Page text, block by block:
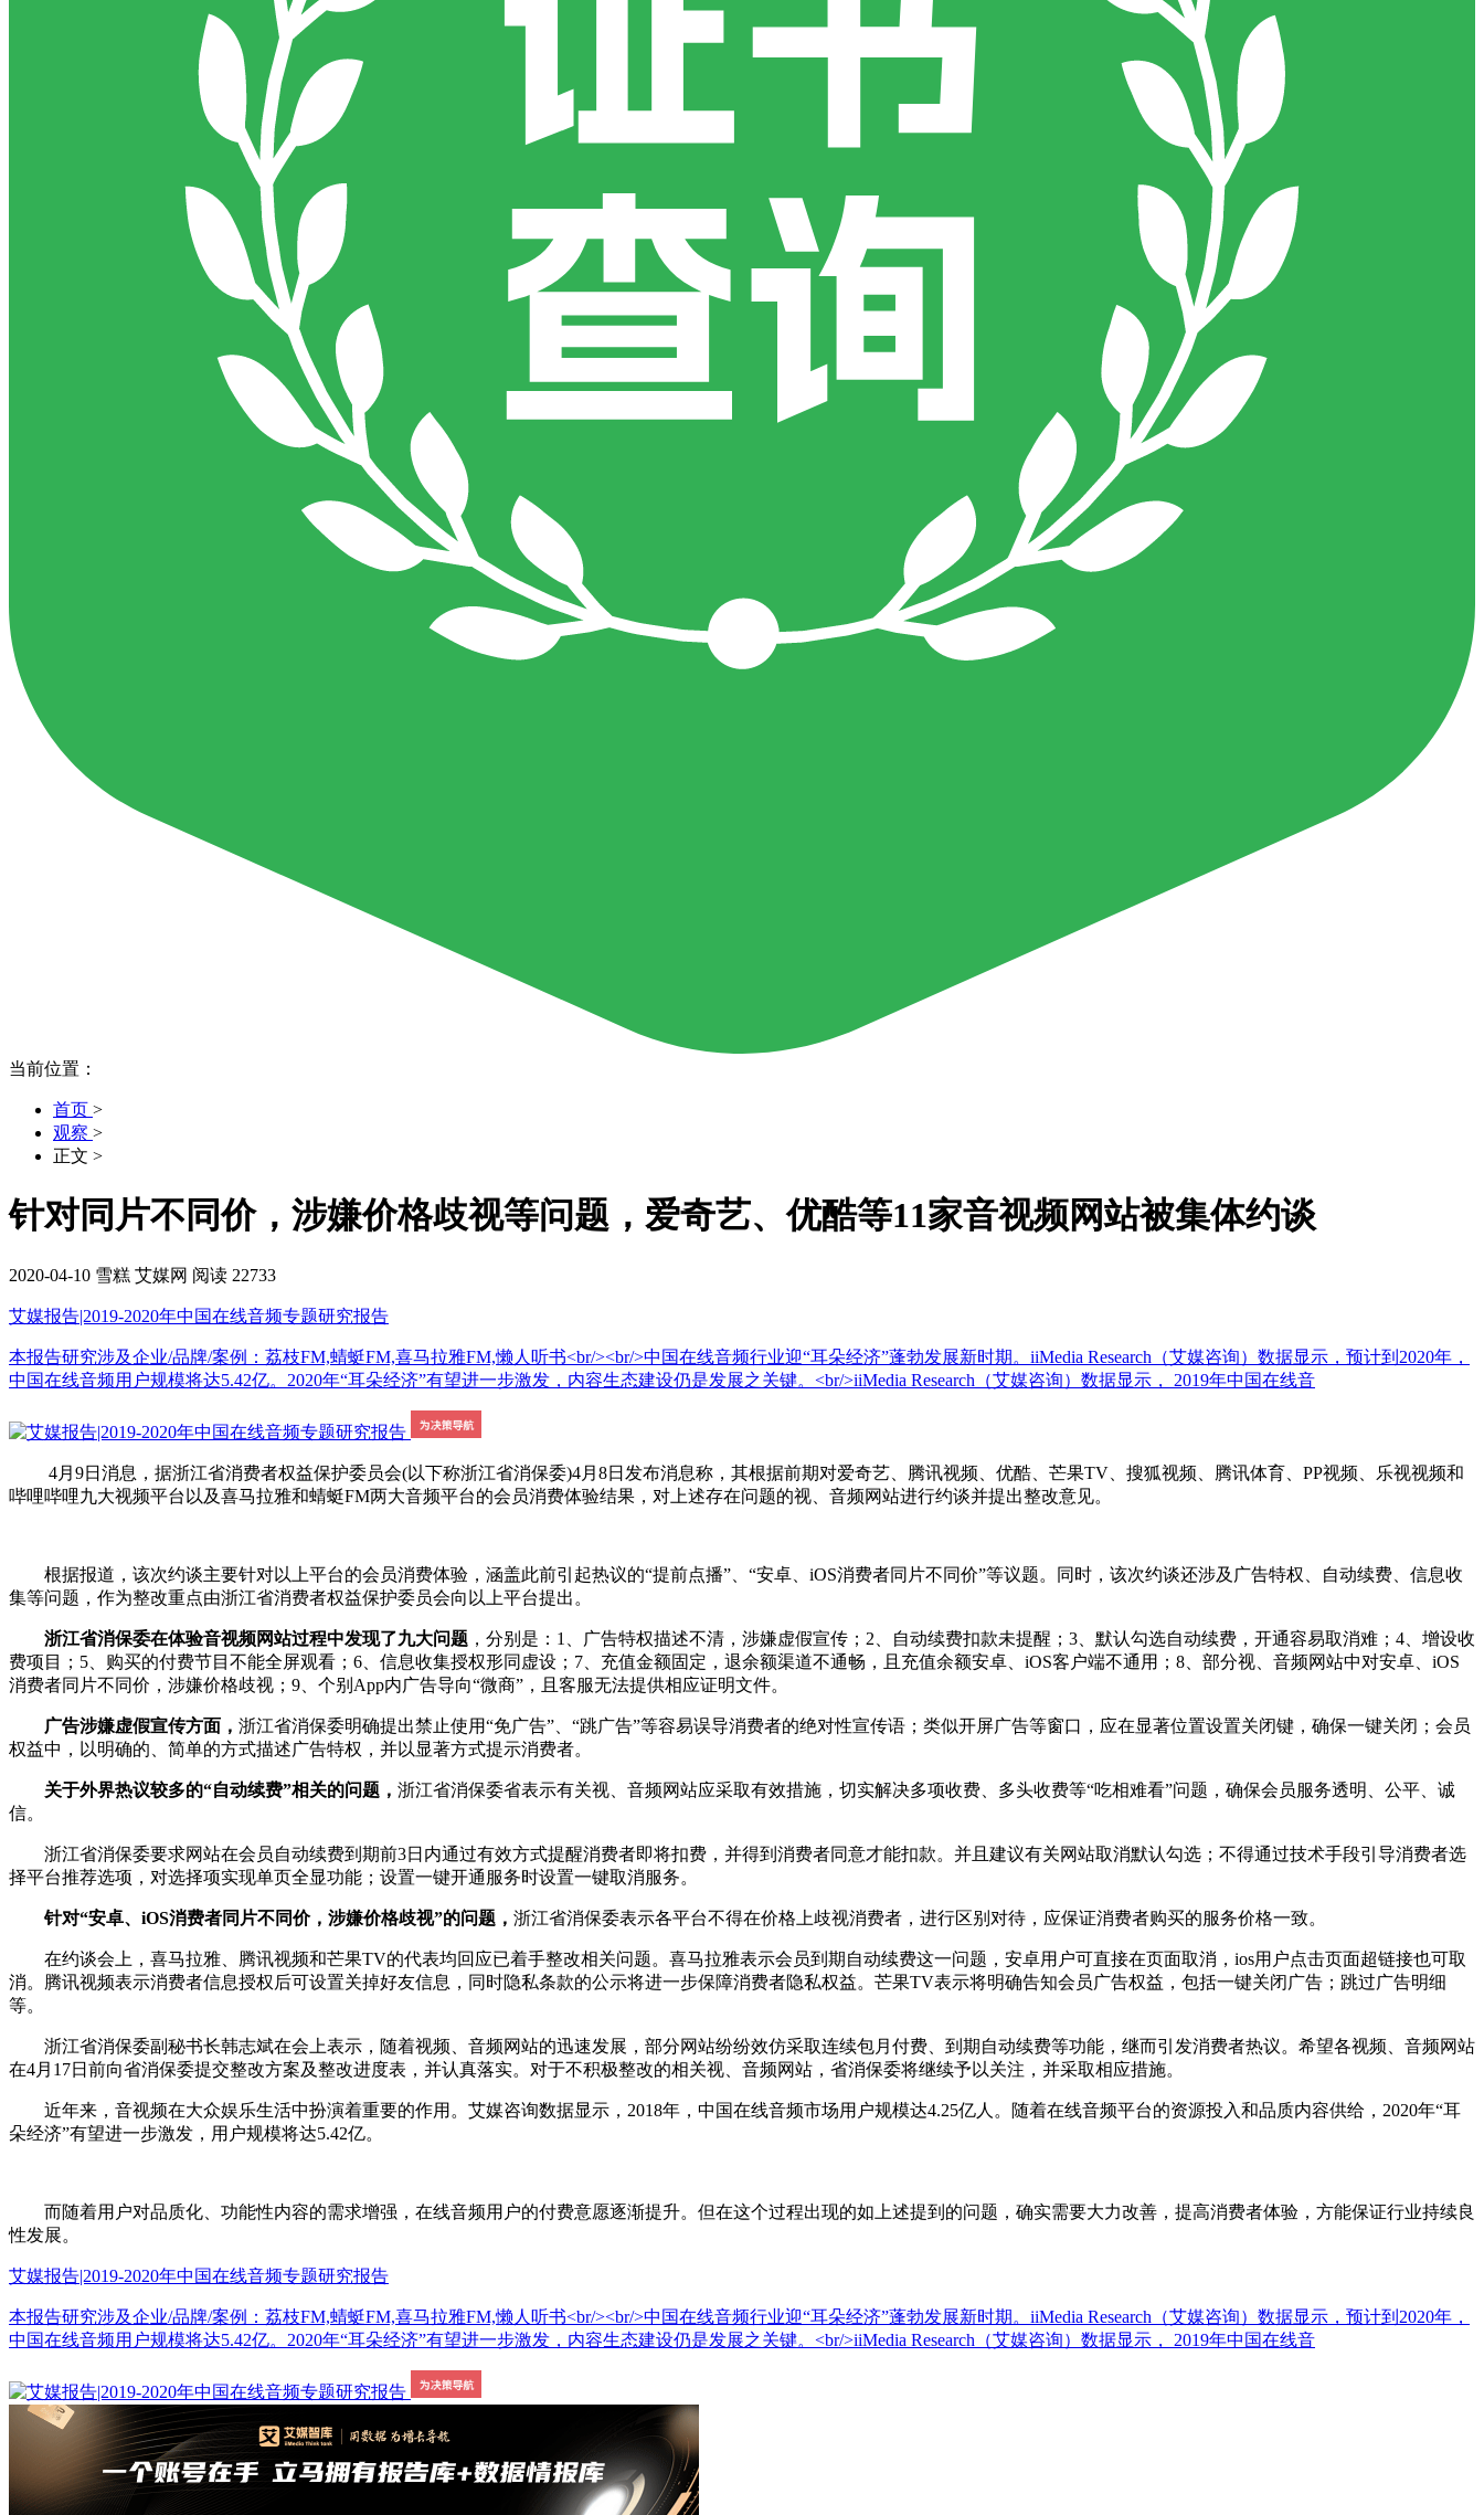
当前位置：
首页 >
观察 >
正文 >
针对同片不同价，涉嫌价格歧视等问题，爱奇艺、优酷等11家音视频网站被集体约谈
2020-04-10 雪糕 艾媒网 阅读 22733
艾媒报告|2019-2020年中国在线音频专题研究报告
本报告研究涉及企业/品牌/案例：荔枝FM,蜻蜓FM,喜马拉雅FM,懒人听书<br/><br/>中国在线音频行业迎“耳朵经济”蓬勃发展新时期。iiMedia Research（艾媒咨询）数据显示，预计到2020年，
中国在线音频用户规模将达5.42亿。2020年“耳朵经济”有望进一步激发，内容生态建设仍是发展之关键。<br/>iiMedia Research（艾媒咨询）数据显示， 2019年中国在线音
4月9日消息，据浙江省消费者权益保护委员会(以下称浙江省消保委)4月8日发布消息称，其根据前期对爱奇艺、腾讯视频、优酷、芒果TV、搜狐视频、腾讯体育、PP视频、乐视视频和
哔哩哔哩九大视频平台以及喜马拉雅和蜻蜓FM两大音频平台的会员消费体验结果，对上述存在问题的视、音频网站进行约谈并提出整改意见。
根据报道，该次约谈主要针对以上平台的会员消费体验，涵盖此前引起热议的“提前点播”、“安卓、iOS消费者同片不同价”等议题。同时，该次约谈还涉及广告特权、自动续费、信息收
集等问题，作为整改重点由浙江省消费者权益保护委员会向以上平台提出。
浙江省消保委在体验音视频网站过程中发现了九大问题 ，分别是：1、广告特权描述不清，涉嫌虚假宣传；2、自动续费扣款未提醒；3、默认勾选自动续费，开通容易取消难；4、增设收
费项目；5、购买的付费节目不能全屏观看；6、信息收集授权形同虚设；7、充值金额固定，退余额渠道不通畅，且充值余额安卓、iOS客户端不通用；8、部分视、音频网站中对安卓、iOS
消费者同片不同价，涉嫌价格歧视；9、个别App内广告导向“微商”，且客服无法提供相应证明文件。
广告涉嫌虚假宣传方面， 浙江省消保委明确提出禁止使用“免广告”、“跳广告”等容易误导消费者的绝对性宣传语；类似开屏广告等窗口，应在显著位置设置关闭键，确保一键关闭；会员
权益中，以明确的、简单的方式描述广告特权，并以显著方式提示消费者。
关于外界热议较多的“自动续费”相关的问题， 浙江省消保委省表示有关视、音频网站应采取有效措施，切实解决多项收费、多头收费等“吃相难看”问题，确保会员服务透明、公平、诚
信。
浙江省消保委要求网站在会员自动续费到期前3日内通过有效方式提醒消费者即将扣费，并得到消费者同意才能扣款。并且建议有关网站取消默认勾选；不得通过技术手段引导消费者选
择平台推荐选项，对选择项实现单页全显功能；设置一键开通服务时设置一键取消服务。
针对“安卓、iOS消费者同片不同价，涉嫌价格歧视”的问题， 浙江省消保委表示各平台不得在价格上歧视消费者，进行区别对待，应保证消费者购买的服务价格一致。
在约谈会上，喜马拉雅、腾讯视频和芒果TV的代表均回应已着手整改相关问题。喜马拉雅表示会员到期自动续费这一问题，安卓用户可直接在页面取消，ios用户点击页面超链接也可取
消。腾讯视频表示消费者信息授权后可设置关掉好友信息，同时隐私条款的公示将进一步保障消费者隐私权益。芒果TV表示将明确告知会员广告权益，包括一键关闭广告；跳过广告明细
等。
浙江省消保委副秘书长韩志斌在会上表示，随着视频、音频网站的迅速发展，部分网站纷纷效仿采取连续包月付费、到期自动续费等功能，继而引发消费者热议。希望各视频、音频网站
在4月17日前向省消保委提交整改方案及整改进度表，并认真落实。对于不积极整改的相关视、音频网站，省消保委将继续予以关注，并采取相应措施。
近年来，音视频在大众娱乐生活中扮演着重要的作用。艾媒咨询数据显示，2018年，中国在线音频市场用户规模达4.25亿人。随着在线音频平台的资源投入和品质内容供给，2020年“耳
朵经济”有望进一步激发，用户规模将达5.42亿。
而随着用户对品质化、功能性内容的需求增强，在线音频用户的付费意愿逐渐提升。但在这个过程出现的如上述提到的问题，确实需要大力改善，提高消费者体验，方能保证行业持续良
性发展。
艾媒报告|2019-2020年中国在线音频专题研究报告
本报告研究涉及企业/品牌/案例：荔枝FM,蜻蜓FM,喜马拉雅FM,懒人听书<br/><br/>中国在线音频行业迎“耳朵经济”蓬勃发展新时期。iiMedia Research（艾媒咨询）数据显示，预计到2020年，
中国在线音频用户规模将达5.42亿。2020年“耳朵经济”有望进一步激发，内容生态建设仍是发展之关键。<br/>iiMedia Research（艾媒咨询）数据显示， 2019年中国在线音